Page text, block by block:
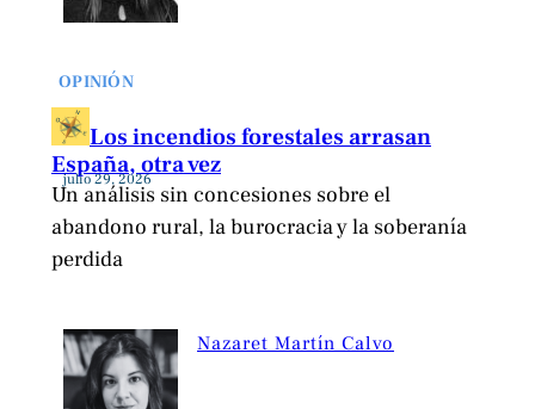
OPINIÓN
Los incendios forestales arrasan
España, otra vez
julio 29, 2026
Un análisis sin concesiones sobre el
abandono rural, la burocracia y la soberanía
perdida
Nazaret Martín Calvo